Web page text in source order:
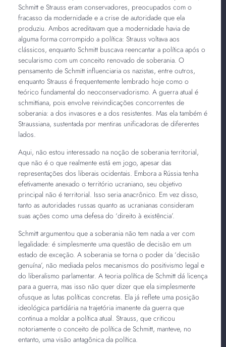
Schmitt e Strauss eram conservadores, preocupados com o
fracasso da modernidade e a crise de autoridade que ela
produziu. Ambos acreditavam que a modernidade havia de
alguma forma corrompido a política: Strauss voltava aos
clássicos, enquanto Schmitt buscava reencantar a política após o
secularismo com um conceito renovado de soberania. O
pensamento de Schmitt influenciaria os nazistas, entre outros,
enquanto Strauss é frequentemente lembrado hoje como o
teórico fundamental do neoconservadorismo. A guerra atual é
schmittiana, pois envolve reivindicações concorrentes de
soberania: a dos invasores e a dos resistentes. Mas ela também é
Straussiana, sustentada por mentiras unificadoras de diferentes
lados.
Aqui, não estou interessado na noção de soberania territorial,
que não é o que realmente está em jogo, apesar das
representações dos liberais ocidentais. Embora a Rússia tenha
efetivamente anexado o território ucraniano, seu objetivo
principal não é territorial. Isso seria anacrônico. Em vez disso,
tanto as autoridades russas quanto as ucranianas consideram
suas ações como uma defesa do ‘direito à existência’.
Schmitt argumentou que a soberania não tem nada a ver com
legalidade: é simplesmente uma questão de decisão em um
estado de exceção. A soberania se torna o poder da ‘decisão
genuína’, não mediada pelos mecanismos do positivismo legal e
do liberalismo parlamentar. A teoria política de Schmitt dá licença
para a guerra, mas isso não quer dizer que ela simplesmente
ofusque as lutas políticas concretas. Ela já reflete uma posição
ideológica partidária na trajetória imanente da guerra que
continua a moldar a política atual. Strauss, que criticou
notoriamente o conceito de política de Schmitt, manteve, no
entanto, uma visão antagônica da política.